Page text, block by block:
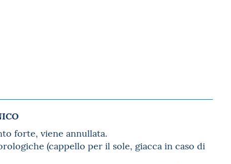
forte, viene annullata.
(cappello per il sole, giacca in caso di